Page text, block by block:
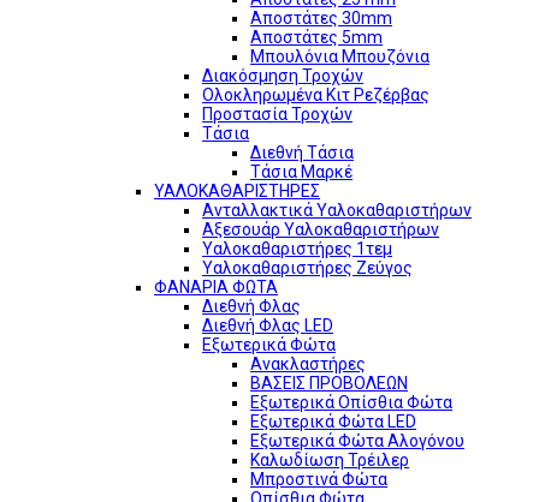
Αποστάτες 30mm
Αποστάτες 5mm
Μπουλόνια Μπουζόνια
Διακόσμηση Τροχών
Ολοκληρωμένα Κιτ Ρεζέρβας
Προστασία Τροχών
Τάσια
Διεθνή Τάσια
Τάσια Μαρκέ
ΥΑΛΟΚΑΘΑΡΙΣΤΗΡΕΣ
Ανταλλακτικά Υαλοκαθαριστήρων
Αξεσουάρ Υαλοκαθαριστήρων
Υαλοκαθαριστήρες 1τεμ
Υαλοκαθαριστήρες Ζεύγος
ΦΑΝΑΡΙΑ ΦΩΤΑ
Διεθνή Φλας
Διεθνή Φλας LED
Εξωτερικά Φώτα
Ανακλαστήρες
ΒΑΣΕΙΣ ΠΡΟΒΟΛΕΩΝ
Εξωτερικά Οπίσθια Φώτα
Εξωτερικά Φώτα LED
Εξωτερικά Φώτα Αλογόνου
Καλωδίωση Τρέιλερ
Μπροστινά Φώτα